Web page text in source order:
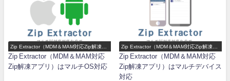
Zip Extractor（MDM＆MAM対応Zip解凍ア
プリ）機能一覧
Zip Extractor（MDM＆MAM対応
Zip解凍アプリ）はマルチOS対応
Zip Extractor（MDM＆MAM対応Zip解凍ア
プリ）機能一覧
Zip Extractor（MDM＆MAM対応
Zip解凍アプリ）はマルチデバイス
対応